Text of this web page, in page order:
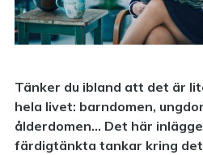
Tänker du ibland att det är
hela livet: barndomen,
ålderdomen… Det här
färdigtänkta tankar kring